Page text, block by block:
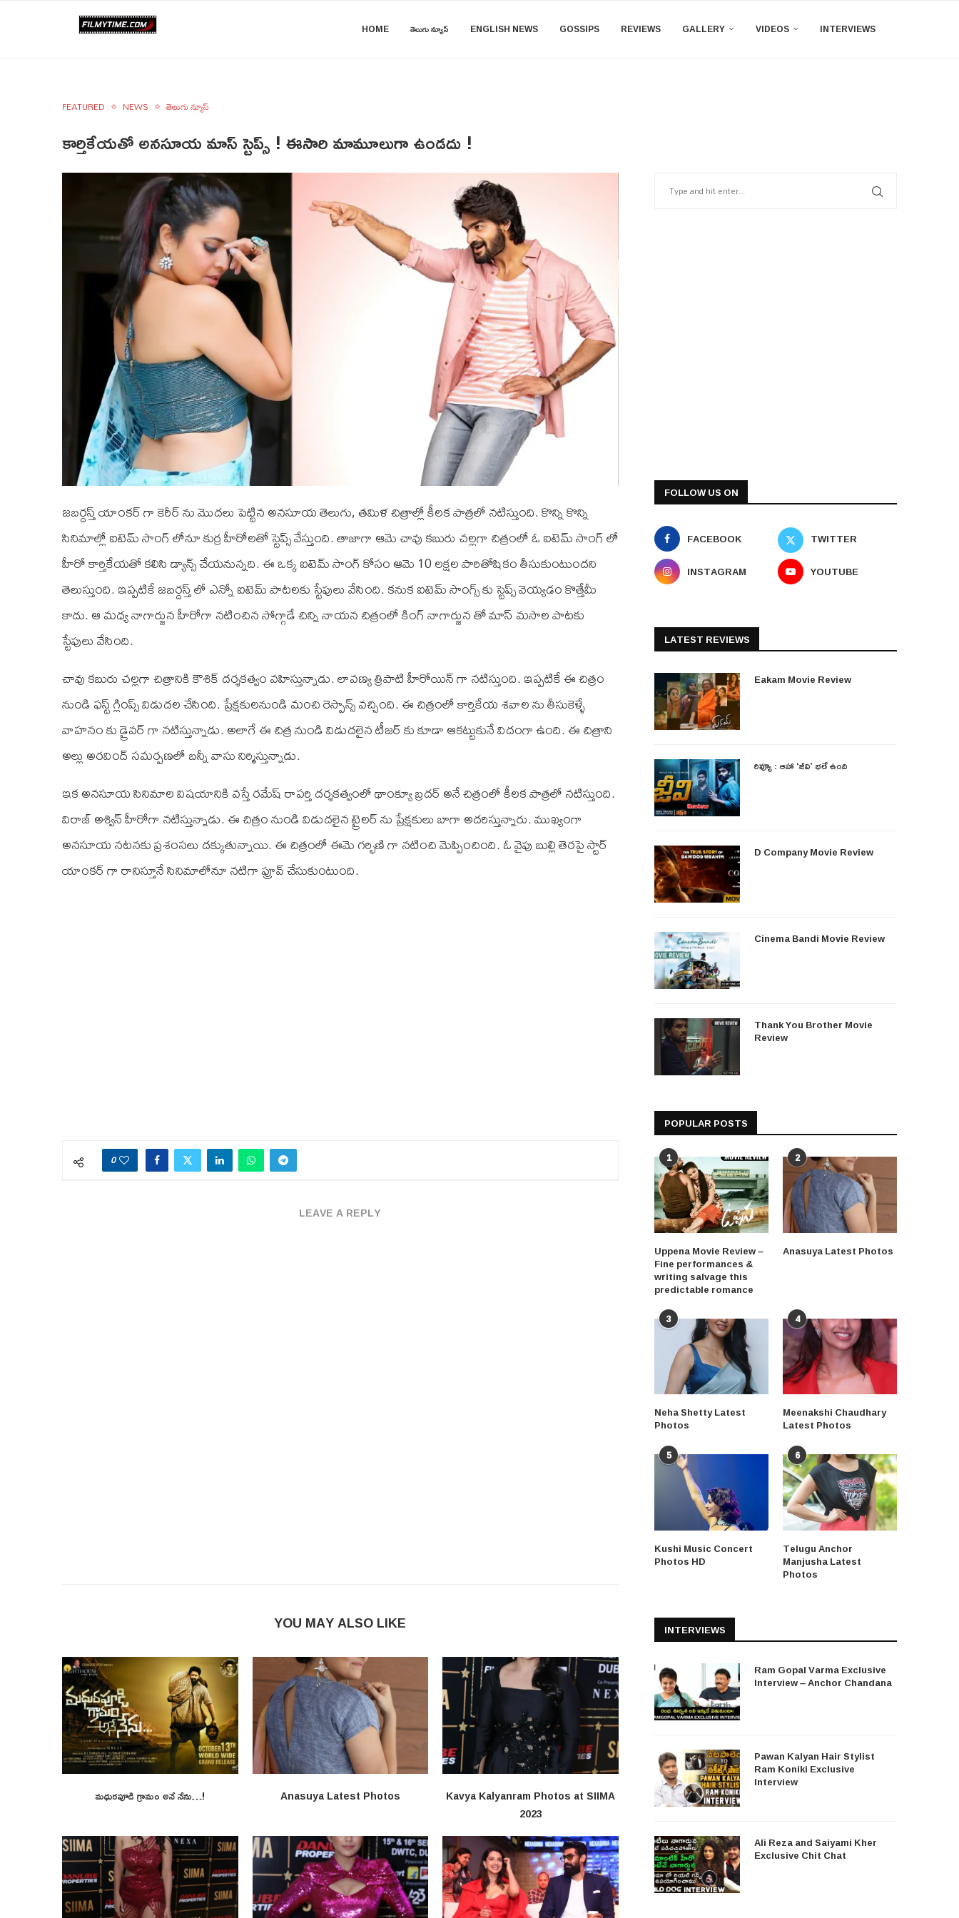
HOME తెలుగు న్యూస్ ENGLISH NEWS GOSSIPS REVIEWS GALLERY VIDEOS INTERVIEWS
FEATURED NEWS తెలుగు న్యూస్
కార్తికేయతో అనసూయ మాస్ స్టెప్స్ ! ఈసారి మామూలుగా ఉండదు !
జబర్దస్త్ యాంకర్ గా కెరీర్ ను మొదలు పెట్టిన అనసూయ తెలుగు, తమిళ చిత్రాల్లో కీలక పాత్రలో నటిస్తుంది. కొన్ని కొన్ని
సినిమాల్లో ఐటెమ్ సాంగ్ లోనూ కుర్ర హీరోలతో స్టెప్స్ వేస్తుంది. తాజాగా ఆమె చావు కబురు చల్లగా చిత్రంలో ఓ ఐటెమ్ సాంగ్ లో
హీరో కార్తికేయతో కలిసి డ్యాన్స్ చేయనున్నది. ఈ ఒక్క ఐటెమ్ సాంగ్ కోసం ఆమె 10 లక్షల పారితోషికం తీసుకుంటుందని
తెలుస్తుంది. ఇప్పటికే జబర్దస్త్ లో ఎన్నో ఐటెమ్ పాటలకు స్టేపులు వేసింది. కనుక ఐటెమ్ సాంగ్స్ కు స్టెప్స్ వెయ్యడం కొత్తేమీ
కాదు. ఆ మధ్య నాగార్జున హీరోగా నటించిన సోగ్గాడే చిన్ని నాయన చిత్రంలో కింగ్ నాగార్జున తో మాస్ మసాల పాటకు
స్టేపులు వేసింది.
చావు కబురు చల్లగా చిత్రానికి కౌశిక్ దర్శకత్వం వహిస్తున్నాడు. లావణ్య త్రిపాటి హీరోయిన్ గా నటిస్తుంది. ఇప్పటికే ఈ చిత్రం
నుండి ఫస్ట్ గ్లింప్స్ విడుదల చేసింది. ప్రేక్షకులనుండి మంచి రెస్పాన్స్ వచ్చింది. ఈ చిత్రంలో కార్తికేయ శవాల ను తీసుకెళ్ళే
వాహనం కు డ్రైవర్ గా నటిస్తున్నాడు. అలాగే ఈ చిత్ర నుండి విడుదలైన టీజర్ కు కూడా ఆకట్టుకునే విదంగా ఉంది. ఈ చిత్రాని
అల్లు అరవింద్ సమర్పణలో బన్నీ వాసు నిర్మిస్తున్నాడు.
ఇక అనసూయ సినిమాల విషయానికి వస్తే రమేష్ రాపర్తి దర్శకత్వంలో థాంక్యూ బ్రదర్ అనే చిత్రంలో కీలక పాత్రలో నటిస్తుంది.
విరాజ్ అశ్విన్ హీరోగా నటిస్తున్నాడు. ఈ చిత్రం నుండి విడుదలైన ట్రైలర్ ను ప్రేక్షకులు బాగా అదరిస్తున్నారు. ముఖ్యంగా
అనసూయ నటనకు ప్రశంసలు దక్కుతున్నాయి. ఈ చిత్రంలో ఈమె గర్భిణి గా నటించి మెప్పించింది. ఓ వైపు బుల్లి తెరపై స్టార్
యాంకర్ గా రానిస్తూనే సినిమాలోనూ నటిగా ప్రూవ్ చేసుకుంటుంది.
0
LEAVE A REPLY
YOU MAY ALSO LIKE
మధురపూడి గ్రామం అనే నేను…! Anasuya Latest Photos
Kavya Kalyanram Photos at SIIMA
2023
FOLLOW US ON
FACEBOOK
TWITTER
INSTAGRAM
YOUTUBE
LATEST REVIEWS
Eakam Movie Review
రివ్యూ : ఆహా ‘జీవి’ భలే ఉంది
D Company Movie Review
Cinema Bandi Movie Review
Thank You Brother Movie
Review
POPULAR POSTS
1
Uppena Movie Review –
Fine performances &
writing salvage this
predictable romance
2
Anasuya Latest Photos
3
Neha Shetty Latest
Photos
4
Meenakshi Chaudhary
Latest Photos
5
Kushi Music Concert
Photos HD
6
Telugu Anchor
Manjusha Latest
Photos
INTERVIEWS
Ram Gopal Varma Exclusive
Interview – Anchor Chandana
Pawan Kalyan Hair Stylist
Ram Koniki Exclusive
Interview
Ali Reza and Saiyami Kher
Exclusive Chit Chat